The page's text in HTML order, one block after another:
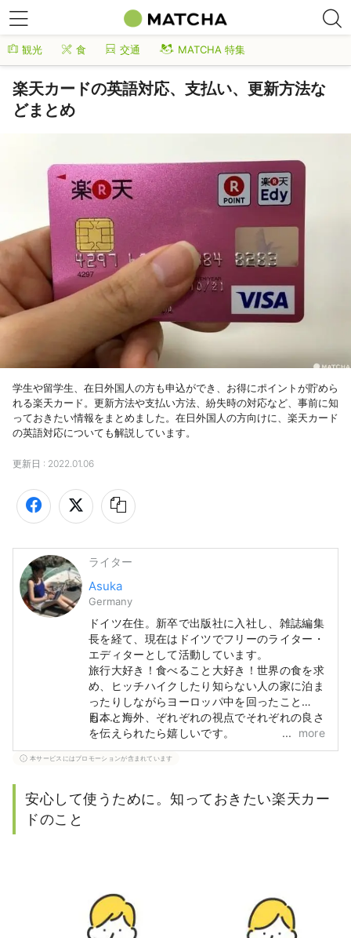
観光 食 交通 MATCHA 特集
楽天カードの英語対応、支払い、更新方法な
どまとめ
学生や留学生、在日外国人の方も申込ができ、お得にポイントが貯めら
れる楽天カード。更新方法や支払い方法、紛失時の対応など、事前に知
っておきたい情報をまとめました。在日外国人の方向けに、楽天カード
の英語対応についても解説しています。
更新日 : 2022.01.06
ライター
Asuka
Germany
ドイツ在住。新卒で出版社に入社し、雑誌編集
長を経て、現在はドイツでフリーのライター・
エディターとして活動しています。
旅行大好き！食べること大好き！世界の食を求
め、ヒッチハイクしたり知らない人の家に泊ま
ったりしながらヨーロッパ中を回ったこと
も……！
日本と海外、ぞれぞれの視点でそれぞれの良さ
を伝えられたら嬉しいです。
more
本サービスにはプロモーションが含まれています
安心して使うために。知っておきたい楽天カー
ドのこと